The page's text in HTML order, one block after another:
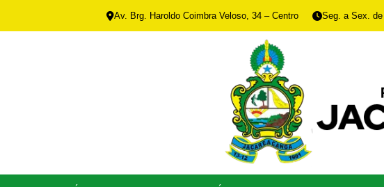
Av. Brg. Haroldo Coimbra Veloso, 34 – Centro Seg. a Sex.